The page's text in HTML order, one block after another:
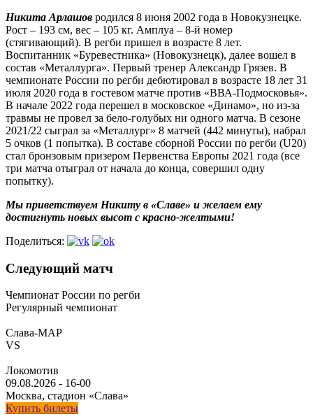
Никита Арлашов родился 8 июня 2002 года в Новокузнецке.
Рост – 193 см, вес – 105 кг. Амплуа – 8-й номер
(стягивающий). В регби пришел в возрасте 8 лет.
Воспитанник «Буревестника» (Новокузнецк), далее вошел в
состав «Металлурга». Первый тренер Александр Грязев. В
чемпионате России по регби дебютировал в возрасте 18 лет 31
июля 2020 года в гостевом матче против «ВВА-Подмосковья».
В начале 2022 года перешел в московское «Динамо», но из-за
травмы не провел за бело-голубых ни одного матча. В сезоне
2021/22 сыграл за «Металлург» 8 матчей (442 минуты), набрал
5 очков (1 попытка). В составе сборной России по регби (U20)
стал бронзовым призером Первенства Европы 2021 года (все
три матча отыграл от начала до конца, совершил одну
попытку).
Мы приветствуем Никиту в «Славе» и желаем ему
достигнуть новых высот с красно-желтыми!
Поделиться:
Следующий матч
Чемпионат России по регби
Регулярный чемпионат
Слава-МАР
VS
Локомотив
09.08.2026 - 16-00
Москва, стадион «Слава»
Купить билеты